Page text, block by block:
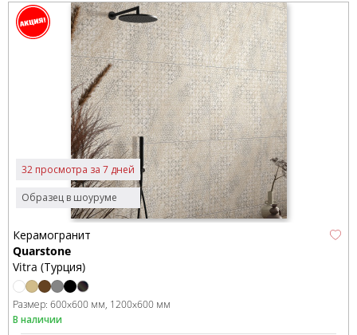
Образец в шоуруме
32 просмотра за 7 дней
Керамогранит
Quarstone
Vitra (Турция)
Размер: 600x600 мм 1200x600 мм
В наличии